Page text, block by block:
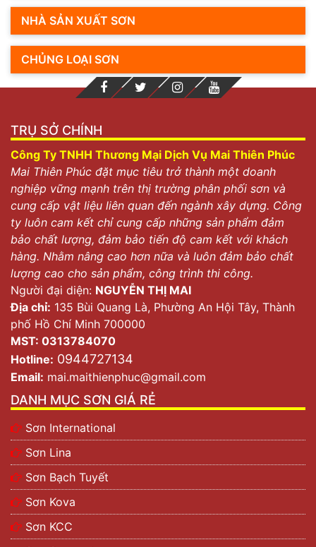
NHÀ SẢN XUẤT SƠN
CHỦNG LOẠI SƠN
TRỤ SỞ CHÍNH
Công Ty TNHH Thương Mại Dịch Vụ Mai Thiên Phúc
Mai Thiên Phúc đặt mục tiêu trở thành một doanh
nghiệp vững mạnh trên thị trường phân phối sơn và
cung cấp vật liệu liên quan đến ngành xây dựng. Công
ty luôn cam kết chỉ cung cấp những sản phẩm đảm
bảo chất lượng, đảm bảo tiến độ cam kết với khách
hàng. Nhằm nâng cao hơn nữa và luôn đảm bảo chất
lượng cao cho sản phẩm, công trình thi công.
Người đại diện: NGUYỄN THỊ MAI
Địa chỉ: 135 Bùi Quang Là, Phường An Hội Tây, Thành
phố Hồ Chí Minh 700000
MST: 0313784070
Hotline: 0944727134
Email: mai.maithienphuc@gmail.com
DANH MỤC SƠN GIÁ RẺ
Sơn International
Sơn Lina
Sơn Bạch Tuyết
Sơn Kova
Sơn KCC